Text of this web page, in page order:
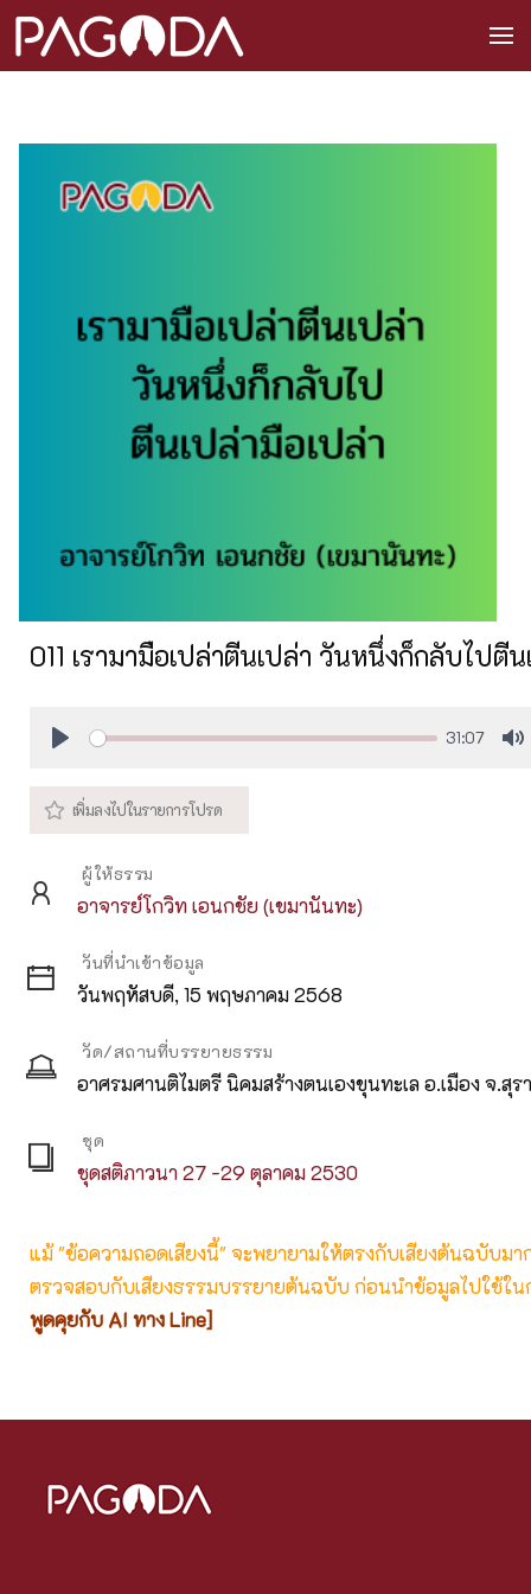
011 เรามามือเปล่าตีนเปล่า วันหนึ่งก็กลับไปตี
31:07
ผู้ให้ธรรม
อาจารย์โกวิท เอนกชัย (เขมานันทะ)
วันที่นำเข้าข้อมูล
วันพฤหัสบดี, 15 พฤษภาคม 2568
วัด/สถานที่บรรยายธรรม
อาศรมศานติไมตรี นิคมสร้างตนเองขุนทะเล อ.เมือง จ.สุ
ชุด
ชุดสติภาวนา 27 -29 ตุลาคม 2530
แม้ "ข้อความถอดเสียงนี้" จะพยายามให้ตรงกับเสียงต้นฉบับม
ตรวจสอบกับเสียงธรรมบรรยายต้นฉบับ ก่อนนำข้อมูลไปใช้ใน
พูดคุยกับ AI ทาง Line]